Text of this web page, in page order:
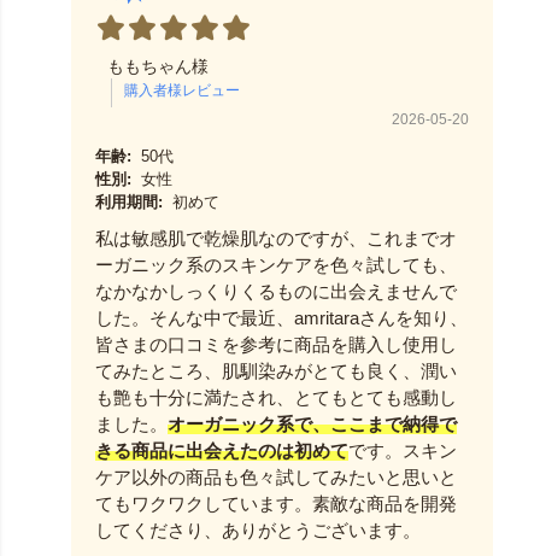
ももちゃん様
2026-05-20
年齢: 50代
性別: 女性
利用期間: 初めて
私は敏感肌で乾燥肌なのですが、これまでオ
ーガニック系のスキンケアを色々試しても、
なかなかしっくりくるものに出会えませんで
した。そんな中で最近、amritaraさんを知り、
皆さまの口コミを参考に商品を購入し使用し
てみたところ、肌馴染みがとても良く、潤い
も艶も十分に満たされ、とてもとても感動し
ました。 オーガニック系で、ここまで納得で
きる商品に出会えたのは初めてです。スキン
ケア以外の商品も色々試してみたいと思いと
てもワクワクしています。素敵な商品を開発
してくださり、ありがとうございます。